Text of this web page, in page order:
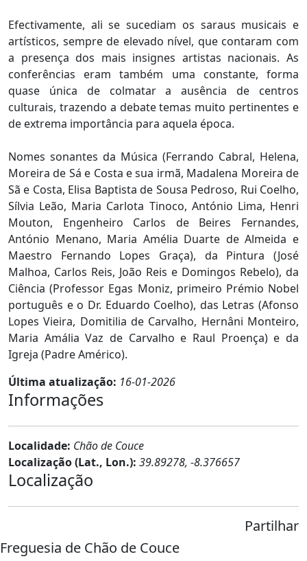
Efectivamente, ali se sucediam os saraus musicais e
artísticos, sempre de elevado nível, que contaram com
a presença dos mais insignes artistas nacionais. As
conferências eram também uma constante, forma
quase única de colmatar a ausência de centros
culturais, trazendo a debate temas muito pertinentes e
de extrema importância para aquela época.
Nomes sonantes da Música (Ferrando Cabral, Helena,
Moreira de Sá e Costa e sua irmã, Madalena Moreira de
Sã e Costa, Elisa Baptista de Sousa Pedroso, Rui Coelho,
Sílvia Leão, Maria Carlota Tinoco, António Lima, Henri
Mouton, Engenheiro Carlos de Beires Fernandes,
António Menano, Maria Amélia Duarte de Almeida e
Maestro Fernando Lopes Graça), da Pintura (José
Malhoa, Carlos Reis, João Reis e Domingos Rebelo), da
Ciência (Professor Egas Moniz, primeiro Prémio Nobel
português e o Dr. Eduardo Coelho), das Letras (Afonso
Lopes Vieira, Domitilia de Carvalho, Hernâni Monteiro,
Maria Amália Vaz de Carvalho e Raul Proença) e da
Igreja (Padre Américo).
Última atualização: 16-01-2026
Informações
Localidade: Chão de Couce
Localização (Lat., Lon.): 39.89278, -8.376657
Localização
Partilhar
Freguesia de Chão de Couce